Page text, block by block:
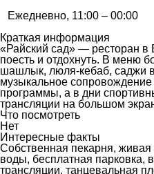
Ежедневно, 11:00 – 00:00
Краткая информация
«Райский сад» — ресторан в
поесть и отдохнуть. В меню
шашлык, люля-кебаб, саджи
музыкальное
программы, а в дни
трансляции на большом
Что посмотреть
Нет
Интересные факты
Собственная пекарня,
воды, бесплатная парковка,
трансляции, танцевальная